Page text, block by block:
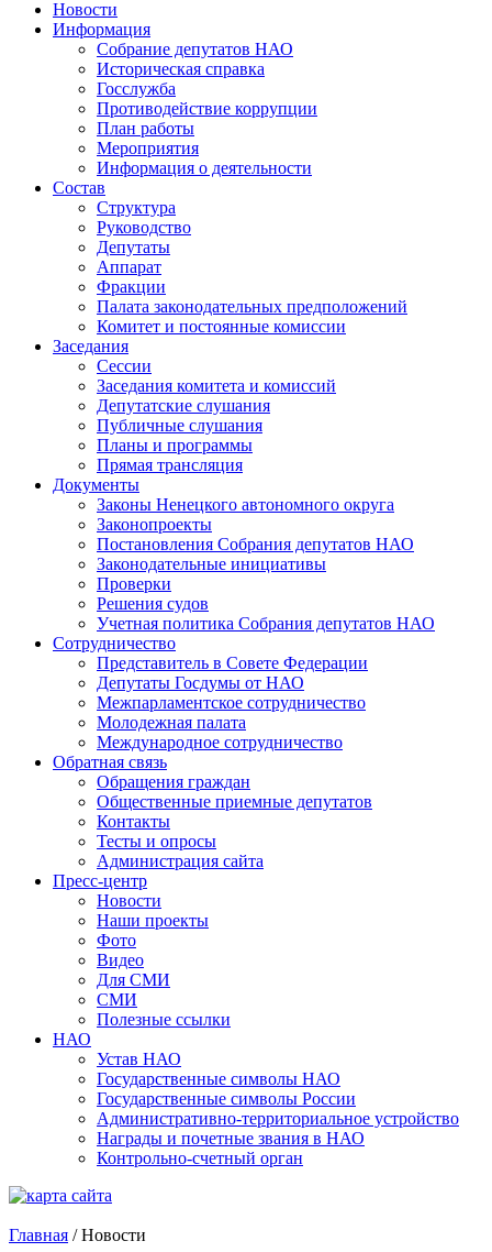
Новости
Информация
Собрание депутатов НАО
Историческая справка
Госслужба
Противодействие коррупции
План работы
Мероприятия
Информация о деятельности
Состав
Структура
Руководство
Депутаты
Аппарат
Фракции
Палата законодательных предположений
Комитет и постоянные комиссии
Заседания
Сессии
Заседания комитета и комиссий
Депутатские слушания
Публичные слушания
Планы и программы
Прямая трансляция
Документы
Законы Ненецкого автономного округа
Законопроекты
Постановления Собрания депутатов НАО
Законодательные инициативы
Проверки
Решения судов
Учетная политика Собрания депутатов НАО
Сотрудничество
Представитель в Совете Федерации
Депутаты Госдумы от НАО
Межпарламентское сотрудничество
Молодежная палата
Международное сотрудничество
Обратная cвязь
Обращения граждан
Общественные приемные депутатов
Контакты
Тесты и опросы
Администрация сайта
Пресс-центр
Новости
Наши проекты
Фото
Видео
Для СМИ
СМИ
Полезные ссылки
НАО
Устав НАО
Государственные символы НАО
Государственные символы России
Административно-территориальное устройство
Награды и почетные звания в НАО
Контрольно-счетный орган
Главная /Новости